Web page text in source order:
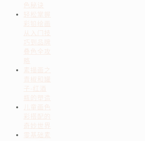
色秘诀
轻松掌握
彩铅绘画
从入门技
巧到品牌
叠色全攻
略
素描画之
青椒和罐
子-红酒
瓶的塑造
儿童画色
彩搭配的
奇妙世界
零基础素